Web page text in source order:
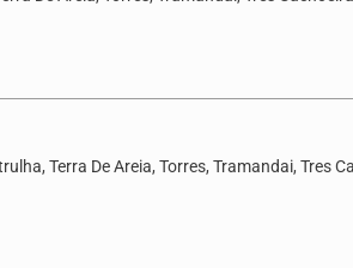
Terra De Areia, Torres, Tramandai, Tres